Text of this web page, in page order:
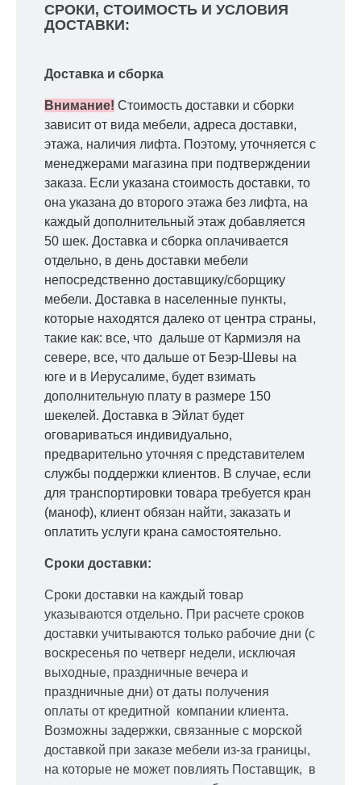
СРОКИ, СТОИМОСТЬ И УСЛОВИЯ
ДОСТАВКИ:
Доставка и сборка
Внимание! Стоимость доставки и сборки
зависит от вида мебели, адреса доставки,
этажа, наличия лифта. Поэтому, уточняется с
менеджерами магазина при подтверждении
заказа. Если указана стоимость доставки, то
она указана до второго этажа без лифта, на
каждый дополнительный этаж добавляется
50 шек. Доставка и сборка оплачивается
отдельно, в день доставки мебели
непосредственно доставщику/сборщику
мебели. Доставка в населенные пункты,
которые находятся далеко от центра страны,
такие как: все, что дальше от Кармиэля на
севере, все, что дальше от Беэр-Шевы на
юге и в Иерусалиме, будет взимать
дополнительную плату в размере 150
шекелей. Доставка в Эйлат будет
оговариваться индивидуально,
предварительно уточняя с представителем
службы поддержки клиентов. В случае, если
для транспортировки товара требуется кран
(маноф), клиент обязан найти, заказать и
оплатить услуги крана самостоятельно.
Сроки доставки:
Сроки доставки на каждый товар
указываются отдельно. При расчете сроков
доставки учитываются только рабочие дни (с
воскресенья по четверг недели, исключая
выходные, праздничные вечера и
праздничные дни) от даты получения
оплаты от кредитной компании клиента.
Возможны задержки, связанные с морской
доставкой при заказе мебели из-за границы,
на которые не может повлиять Поставщик, в